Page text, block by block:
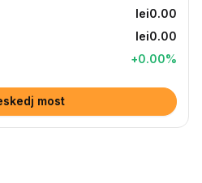
lei0.00
lei0.00
+0.00%
most